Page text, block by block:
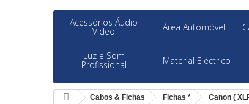
Acessórios Áudio
Video Área Automóvel
Luz e Som
Profissional Material Eléctrico
Cabos & Fichas Fichas * Canon (